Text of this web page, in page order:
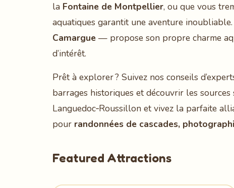
la Fontaine de Montpellier, ou que vous
aquatiques garantit une aventure
Camargue — propose son propre charme
d’intérêt.
Prêt à explorer ? Suivez nos conseils
barrages historiques et découvrir les
Languedoc‑Roussillon et vivez la parfaite
pour randonnées de cascades,
Featured Attractions